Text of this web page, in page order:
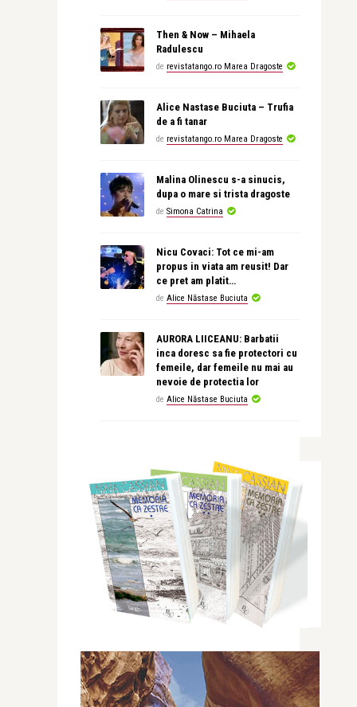
Then & Now – Mihaela
Radulescu
de revistatango.ro Marea Dragoste
Alice Nastase Buciuta – Trufia
de a fi tanar
de revistatango.ro Marea Dragoste
Malina Olinescu s-a sinucis,
dupa o mare si trista dragoste
de Simona Catrina
Nicu Covaci: Tot ce mi-am
propus in viata am reusit! Dar
ce pret am platit…
de Alice Năstase Buciuta
AURORA LIICEANU: Barbatii
inca doresc sa fie protectori cu
femeile, dar femeile nu mai au
nevoie de protectia lor
de Alice Năstase Buciuta